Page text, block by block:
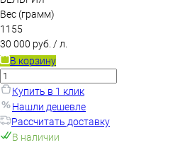
Вес (грамм)
1155
30 000 руб. / л.
В корзину
Купить в 1 клик
Нашли дешевле
Рассчитать доставку
В наличии